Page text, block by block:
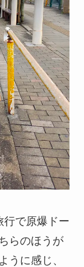
行で原爆ドー
らのほうが
うに感じ、